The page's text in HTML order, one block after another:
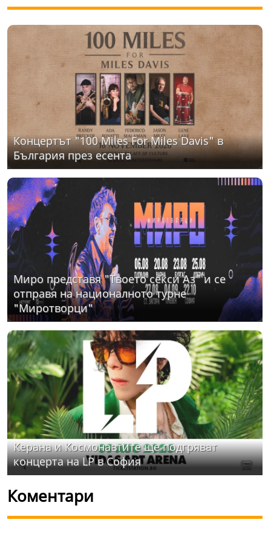
Концертът "100 Miles For Miles Davis" в
България през есента
Миро представя "Твоето секси Аз" и се
отправя на националното турне
"Миротворци"
Керана и Космонавтите ще подгряват
концерта на LP в София
Коментари